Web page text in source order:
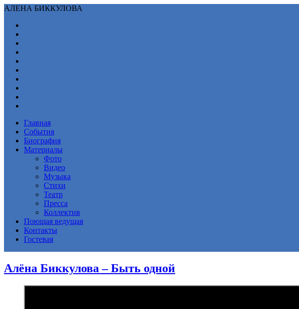
АЛЕНА БИККУЛОВА
Главная
События
Биография
Материалы
Фото
Видео
Музыка
Стихи
Театр
Пресса
Коллектив
Поющая ведущая
Контакты
Гостевая
Алёна Биккулова – Быть одной